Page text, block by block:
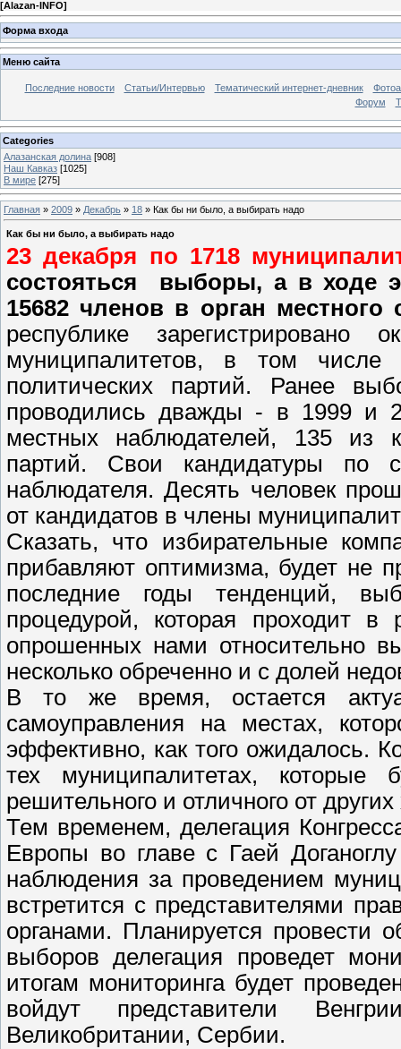
[Alazan-INFO]
Форма входа
Меню сайта
Последние новости Статьи/Интервью Тематический интернет-дневник
Форум
Categories
Алазанская долина [908]
Наш Кавказ [1025]
В мире [275]
Главная » 2009 » Декабрь » 18 » Как бы ни было, а выбирать надо
Как бы ни было, а выбирать надо
23 декабря по 1718
состояться
выборы, а в ходе
15682 членов в орган
республике
муниципалитетов, в том
политических партий. Ранее
проводились дважды - в 1999 и
местных наблюдателей, 135 из
партий. Свои кандидатуры по
наблюдателя. Десять человек
от кандидатов в члены
Сказать, что избирательные
прибавляют оптимизма, будет не
последние годы тенденций,
процедурой, которая проходит
опрошенных нами относительно
несколько обреченно и с долей
В то же время, остается
самоуправления на местах,
эффективно, как того ожидалось.
тех муниципалитетах, которые
решительного и отличного от других
Тем временем, делегация
Европы во главе с Гаeй
наблюдения за проведением
встретится с представителями
органами. Планируется
выборов делегация проведет
итогам мониторинга будет
войдут представители
Великобритании, Сербии.